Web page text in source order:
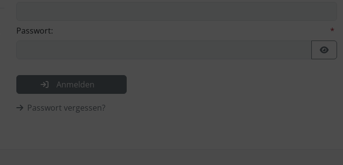
Passwort: *
Anmelden
Passwort vergessen?